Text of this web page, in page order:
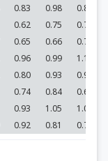
0.83 0.98 0.89
0.62 0.75 0.72
0.65 0.66 0.70
0.96 0.99 1.18
0.80 0.93 0.93
0.74 0.84 0.63
0.93 1.05 1.00
0.92 0.81 0.71